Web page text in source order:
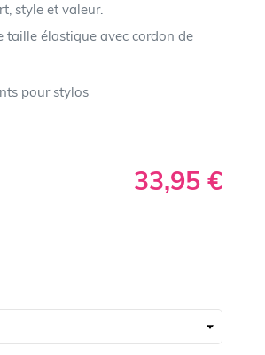
style et valeur.
taille élastique avec cordon de
pour stylos
33,95 €